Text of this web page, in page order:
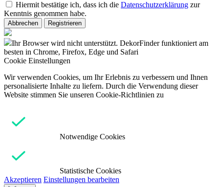
Hiermit bestätige ich, dass ich die Datenschutzerklärung zur
Kenntnis genommen habe.
Abbrechen Registrieren
Ihr Browser wird nicht unterstützt. DekorFinder funktioniert am
besten in Chrome, Firefox, Edge und Safari
Cookie Einstellungen
Wir verwenden Cookies, um Ihr Erlebnis zu verbessern und Ihnen
personalisierte Inhalte zu liefern. Durch die Verwendung dieser
Website stimmen Sie unseren Cookie-Richtlinien zu
Notwendige Cookies
Statistische Cookies
Akzeptieren Einstellungen bearbeiten